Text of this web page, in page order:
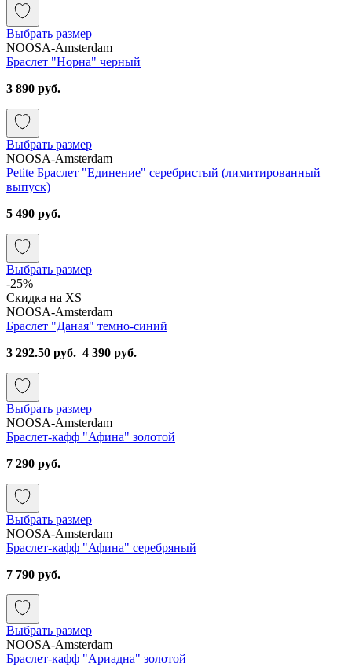
Выбрать размер
NOOSA-Amsterdam
Браслет "Норна" черный
3 890 руб.
Выбрать размер
NOOSA-Amsterdam
Petite Браслет "Единение" серебристый (лимитированный
выпуск)
5 490 руб.
Выбрать размер
-25%
Скидка на XS
NOOSA-Amsterdam
Браслет "Даная" темно-синий
3 292.50 руб. 4 390 руб.
Выбрать размер
NOOSA-Amsterdam
Браслет-кафф "Афина" золотой
7 290 руб.
Выбрать размер
NOOSA-Amsterdam
Браслет-кафф "Афина" серебряный
7 790 руб.
Выбрать размер
NOOSA-Amsterdam
Браслет-кафф "Ариадна" золотой